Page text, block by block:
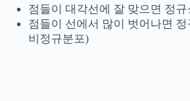
점들이 대각선에 잘 맞으면 정규
점들이 선에서 많이 벗어나면 정
비정규분포)